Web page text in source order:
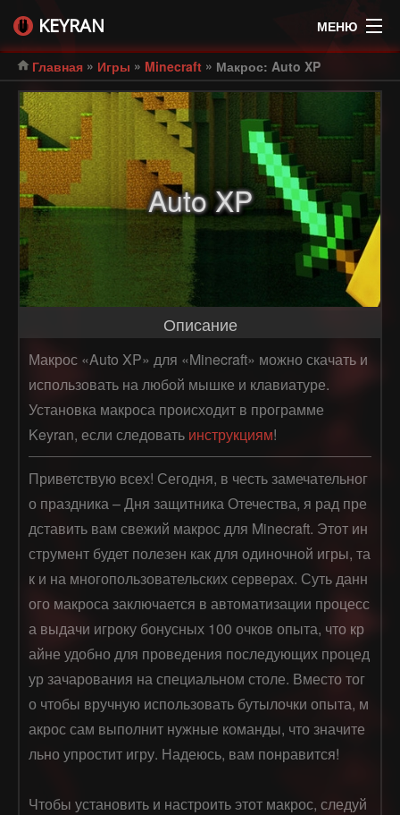
KEYRAN МЕНЮ
Главная » Игры » Minecraft » Макрос: Auto XP
Auto XP
Описание
Макрос «Auto XP» для «Minecraft» можно скачать и
использовать на любой мышке и клавиатуре.
Установка макроса происходит в программе
Keyran, если следовать инструкциям!
Приветствую всех! Сегодня, в честь замечательног
о праздника – Дня защитника Отечества, я рад пре
дставить вам свежий макрос для Minecraft. Этот ин
струмент будет полезен как для одиночной игры, та
к и на многопользовательских серверах. Суть данн
ого макроса заключается в автоматизации процесс
а выдачи игроку бонусных 100 очков опыта, что кр
айне удобно для проведения последующих процед
ур зачарования на специальном столе. Вместо тог
о чтобы вручную использовать бутылочки опыта, м
акрос сам выполнит нужные команды, что значите
льно упростит игру. Надеюсь, вам понравится!
Чтобы установить и настроить этот макрос, следуй